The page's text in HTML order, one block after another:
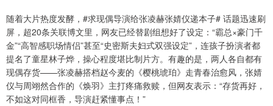
随着大片热度发酵，#求现偶导演给张凌赫张婧仪递本子# 话题迅速刷
屏，超20条关联博文里，网友已经替剧组想好了设定：“霸总×豪门千
金”“高智感职场情侣”甚至“史密斯夫妇式双强设定”，连孩子扮演者都
提名了童星林子烨，操心程度堪比制片方。有趣的是，两人各自都有
现偶存货——张凌赫搭档赵今麦的《樱桃琥珀》走青春治愈风，张婧
仪与周翊然合作的《焕羽》主打疼痛救赎，但网友表示：“存货再好，
不如这对同框香，导演赶紧懂事点！”